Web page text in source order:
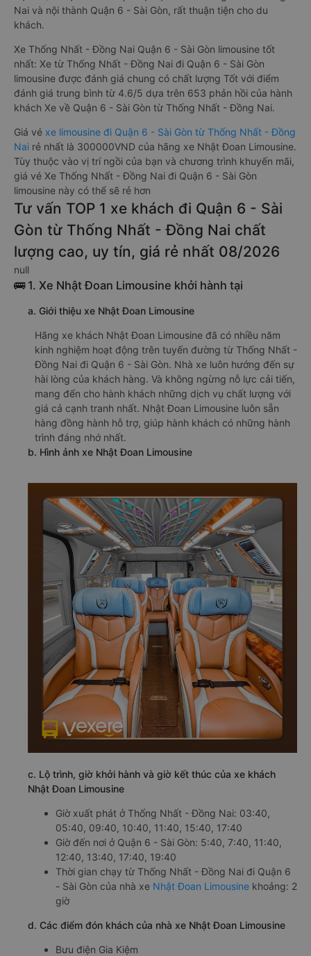
Nai và nội thành Quận 6 - Sài Gòn, rất thuận tiện cho du
khách.
Xe Thống Nhất - Đồng Nai Quận 6 - Sài Gòn limousine tốt
nhất: Xe từ Thống Nhất - Đồng Nai đi Quận 6 - Sài Gòn
limousine được đánh giá chung có chất lượng Tốt với điểm
đánh giá trung bình từ 4.6/5 dựa trên 653 phản hồi của hành
khách Xe về Quận 6 - Sài Gòn từ Thống Nhất - Đồng Nai.
Giá vé xe limousine đi Quận 6 - Sài Gòn từ Thống Nhất - Đồng
Nai rẻ nhất là 300000VND của hãng xe Nhật Đoan Limousine.
Tùy thuộc vào vị trí ngồi của bạn và chương trình khuyến mãi,
giá vé Xe Thống Nhất - Đồng Nai đi Quận 6 - Sài Gòn
limousine này có thể sẽ rẻ hơn
Tư vấn TOP 1 xe khách đi Quận 6 - Sài
Gòn từ Thống Nhất - Đồng Nai chất
lượng cao, uy tín, giá rẻ nhất 08/2026
null
🚌 1. Xe Nhật Đoan Limousine khởi hành tại
a. Giới thiệu xe Nhật Đoan Limousine
Hãng xe khách Nhật Đoan Limousine đã có nhiều năm
kinh nghiệm hoạt động trên tuyến đường từ Thống Nhất -
Đồng Nai đi Quận 6 - Sài Gòn. Nhà xe luôn hướng đến sự
hài lòng của khách hàng. Và không ngừng nỗ lực cải tiến,
mang đến cho hành khách những dịch vụ chất lượng với
giá cả cạnh tranh nhất. Nhật Đoan Limousine luôn sẵn
hàng đồng hành hỗ trợ, giúp hành khách có những hành
trình đáng nhớ nhất.
b. Hình ảnh xe Nhật Đoan Limousine
c. Lộ trình, giờ khởi hành và giờ kết thúc của xe khách
Nhật Đoan Limousine
Giờ xuất phát ở Thống Nhất - Đồng Nai: 03:40,
05:40, 09:40, 10:40, 11:40, 15:40, 17:40
Giờ đến nơi ở Quận 6 - Sài Gòn: 5:40, 7:40, 11:40,
12:40, 13:40, 17:40, 19:40
Thời gian chạy từ Thống Nhất - Đồng Nai đi Quận 6
- Sài Gòn của nhà xe Nhật Đoan Limousine khoảng: 2
giờ
d. Các điểm đón khách của nhà xe Nhật Đoan Limousine
Bưu điện Gia Kiệm